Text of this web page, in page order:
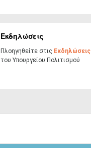
Εκδηλώσεις
Πλοηγηθείτε στις Εκδηλώσεις
του Υπουργ​είου Πολιτισμού